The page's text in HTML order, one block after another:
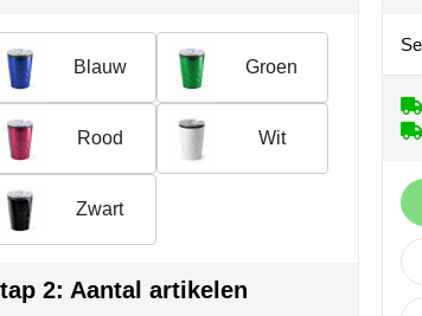
Blauw Groen
Rood Wit
Zwart
2: Aantal artikelen